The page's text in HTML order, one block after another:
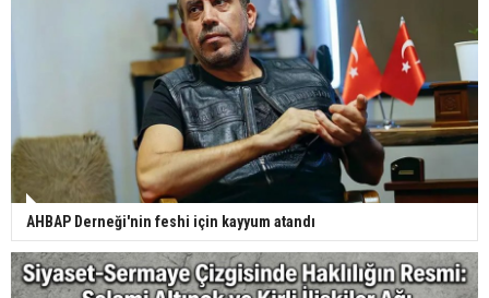
AHBAP Derneği'nin feshi için kayyum atandı